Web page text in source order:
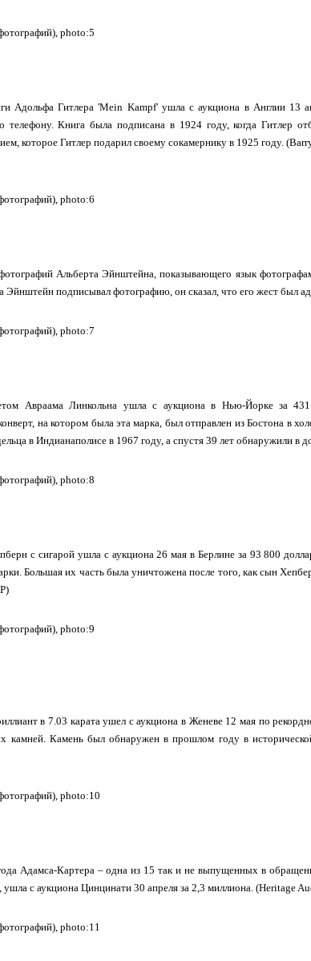
Адольфа Гитлера 'Mein Kampf' ушла с аукциона в Англии 13
телефону. Книга была подписана в 1924 году, когда Гитлер
которое Гитлер подарил своему сокамернику в 1925 году.
Альберта Эйнштейна, показывающего язык
подписывал фотографию, он сказал, что его жест был
Авраама Линкольна ушла с аукциона в Нью-Йорке за
на котором была эта марка, был отправлен из Бостона в
в Индианаполисе в 1967 году, а спустя 39 лет обнаружили
с сигарой ушла с аукциона 26 мая в Берлине за 93 800
Большая их часть была уничтожена после того, как сын
в 7.03 карата ушел с аукциона в Женеве 12 мая по
камней. Камень был обнаружен в прошлом году в
Адамса-Картера – одна из 15 так и не выпущенных в
ушла с аукциона Цинцинати 30 апреля за 2,3 миллиона. (Heritage